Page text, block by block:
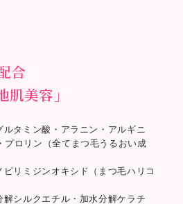
合
美容」
タミン酸・アラニン・アルギニ
プロリン（全てまつ毛うるおい成
リミジンオキシド（まつ毛ハリコ
シルクエチル・加水分解ケラチ